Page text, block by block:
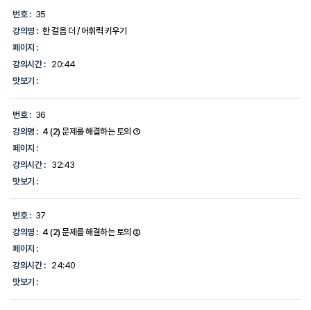
번호 : 35
강의명 : 한 걸음 더 / 어휘력 키우기
페이지 :
강의시간 :
20:44
맛보기 :
번호 : 36
강의명 : 4 (2) 문제를 해결하는 토의 ①
페이지 :
강의시간 :
32:43
맛보기 :
번호 : 37
강의명 : 4 (2) 문제를 해결하는 토의 ②
페이지 :
강의시간 :
24:40
맛보기 :